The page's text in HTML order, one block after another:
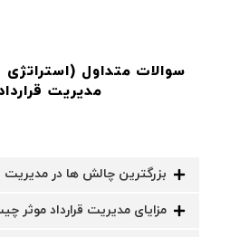
سوالات متداول
مدیریت
بزرگترین چالش ها در مدیریت
مزایای مدیریت قرارداد موثر